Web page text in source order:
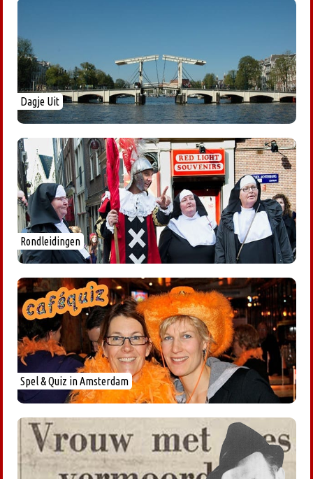
Dagje Uit
Rondleidingen
Spel & Quiz in Amsterdam